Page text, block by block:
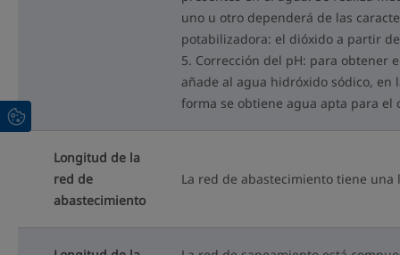
uno u otro dependerá de las
potabilizadora: el dióxido a partir
5. Corrección del pH: para obtener
añade al agua hidróxido sódico,
forma se obtiene agua apta para el
Longitud de la
red de
abastecimiento
La red de abastecimiento tiene